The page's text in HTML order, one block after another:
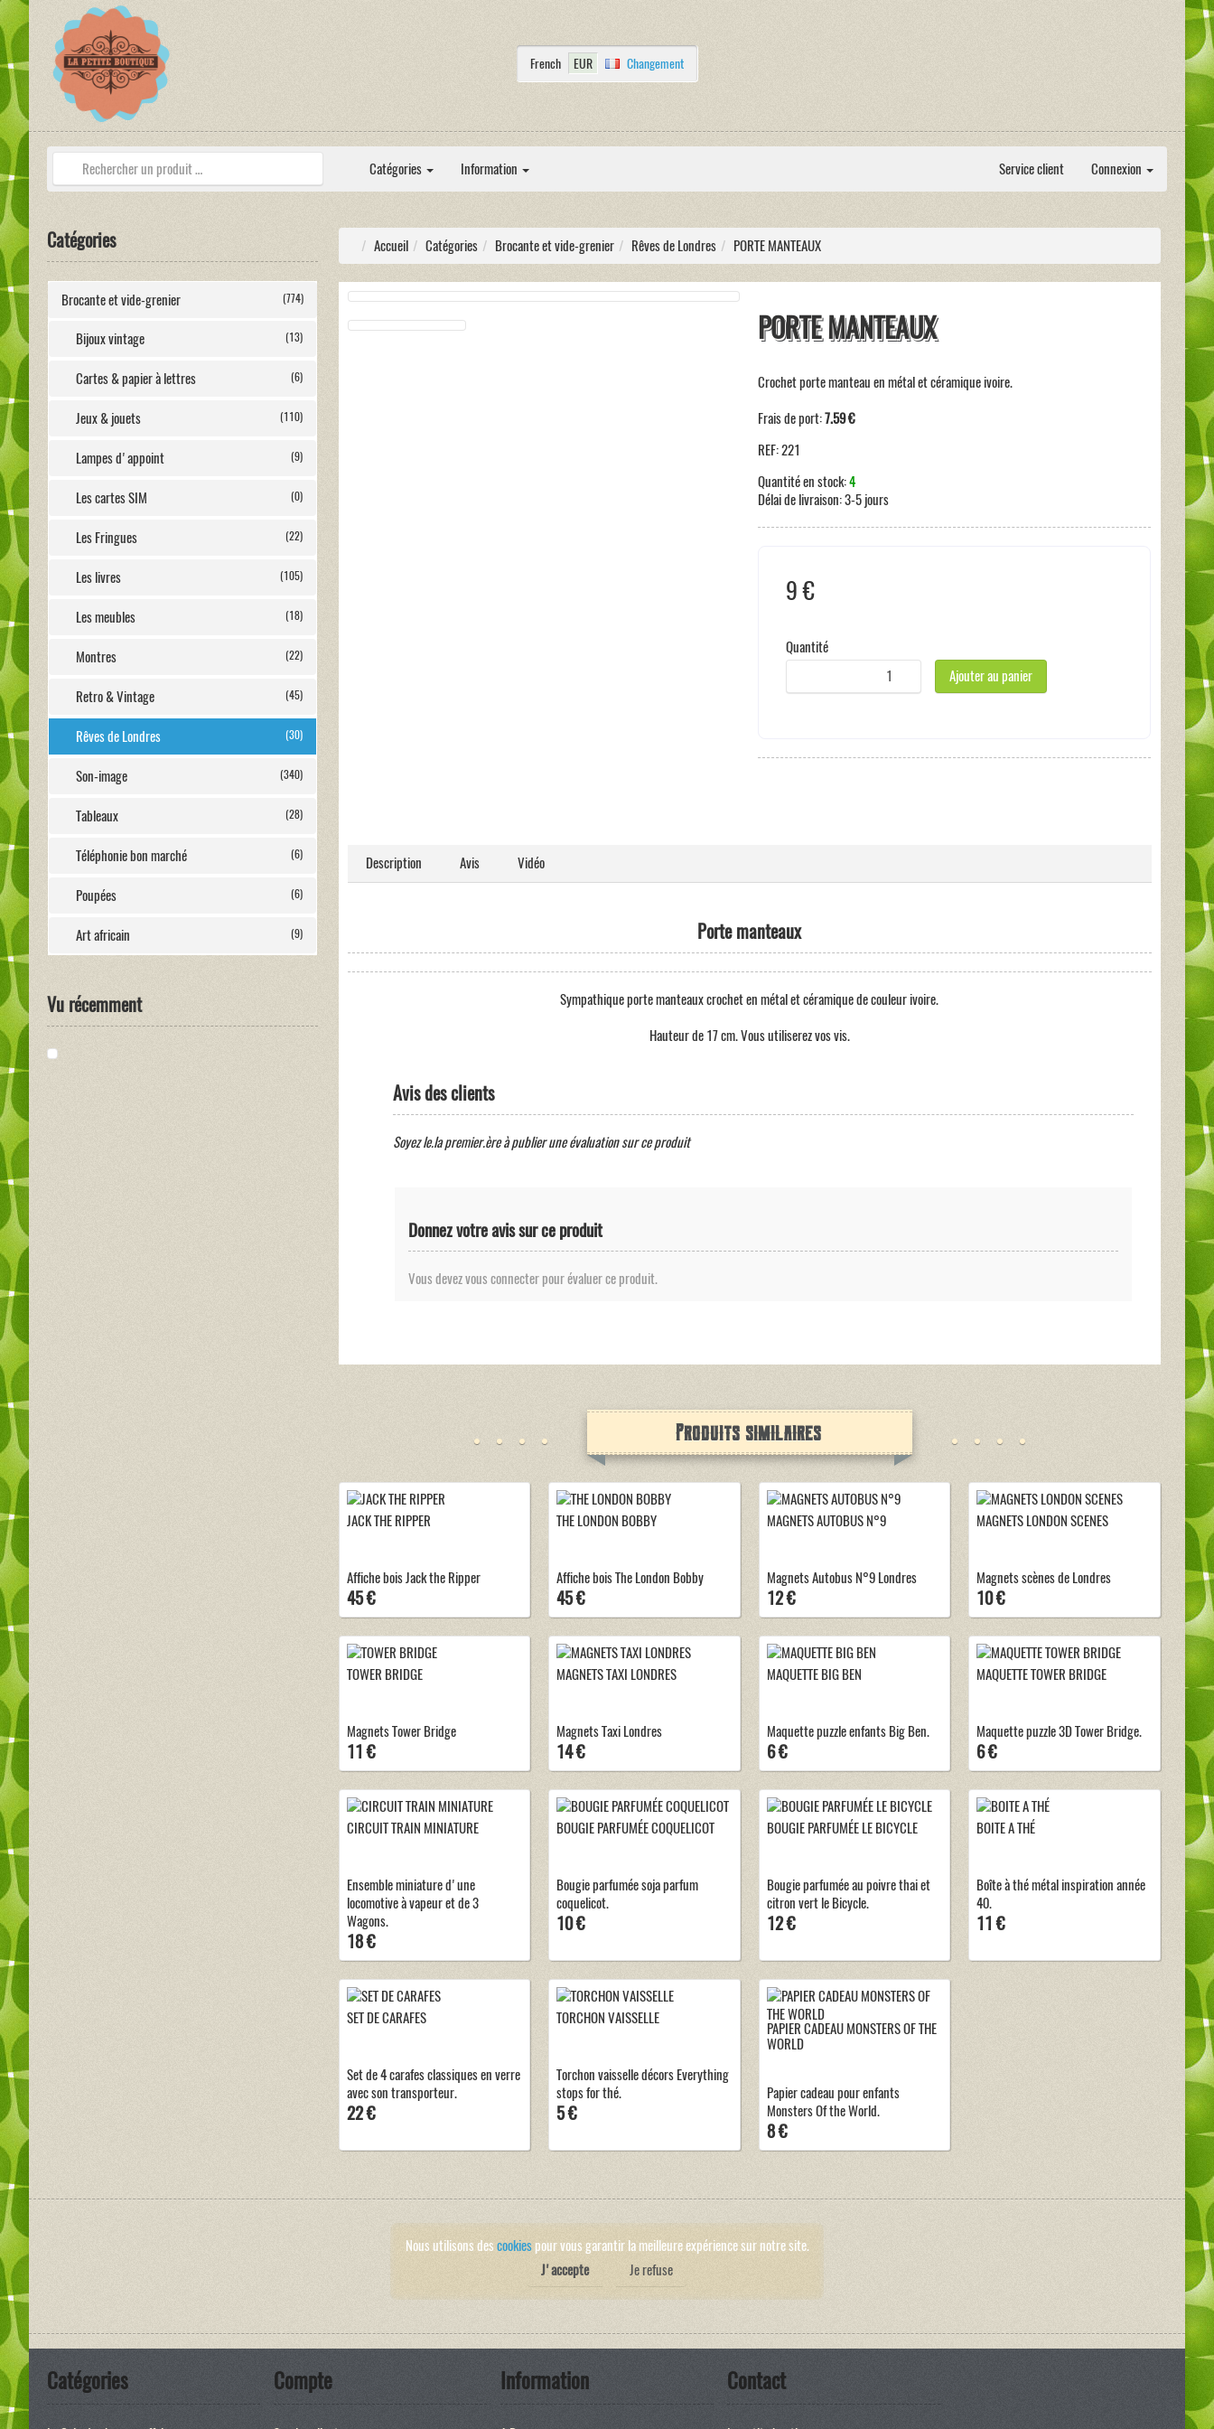
French EUR Changement
Catégories Information Service client Connexion
Catégories
Brocante et vide-grenier (774)
Bijoux vintage (13)
Cartes & papier à lettres (6)
Jeux & jouets (110)
Lampes d'appoint (9)
Les cartes SIM (0)
Les Fringues (22)
Les livres (105)
Les meubles (18)
Montres (22)
Retro & Vintage (45)
Rêves de Londres (30)
Son-image (340)
Tableaux (28)
Téléphonie bon marché (6)
Poupées (6)
Art africain (9)
Vu récemment
Accueil Catégories Brocante et vide-grenier Rêves de Londres PORTE MANTEAUX
PORTE MANTEAUX
Crochet porte manteau en métal et céramique ivoire.
Frais de port:7.59 €
REF:221
Quantité en stock:4
Délai de livraison:3-5 jours
9 €
Quantité
Ajouter au panier
Description Avis Vidéo
Porte manteaux
Sympathique porte manteaux crochet en métal et céramique de couleur ivoire.
Hauteur de 17 cm. Vous utiliserez vos vis.
Avis des clients
Soyez le.la premier.ère à publier une évaluation sur ce produit
Donnez votre avis sur ce produit
Vous devez vous connecter pour évaluer ce produit.
Produits similaires
JACK THE RIPPER
Affiche bois Jack the Ripper
45 €
THE LONDON BOBBY
Affiche bois The London Bobby
45 €
MAGNETS AUTOBUS N°9
Magnets Autobus N°9 Londres
12 €
MAGNETS LONDON SCENES
Magnets scènes de Londres
10 €
TOWER BRIDGE
Magnets Tower Bridge
11 €
MAGNETS TAXI LONDRES
Magnets Taxi Londres
14 €
MAQUETTE BIG BEN
Maquette puzzle enfants Big Ben.
6 €
MAQUETTE TOWER BRIDGE
Maquette puzzle 3D Tower Bridge.
6 €
CIRCUIT TRAIN MINIATURE
Ensemble miniature d'une
locomotive à vapeur et de 3
Wagons.
18 €
BOUGIE PARFUMÉE COQUELICOT
Bougie parfumée soja parfum
coquelicot.
10 €
BOUGIE PARFUMÉE LE BICYCLE
Bougie parfumée au poivre thai et
citron vert le Bicycle.
12 €
BOITE A THÉ
Boîte à thé métal inspiration année
40.
11 €
SET DE CARAFES
Set de 4 carafes classiques en verre
avec son transporteur.
22 €
TORCHON VAISSELLE
Torchon vaisselle décors Everything
stops for thé.
5 €
PAPIER CADEAU MONSTERS OF THE
WORLD
Papier cadeau pour enfants
Monsters Of the World.
8 €
Nous utilisons des cookiespour vous garantir la meilleure expérience sur notre site.
J'accepte
Je refuse
Catégories Compte Information Contact